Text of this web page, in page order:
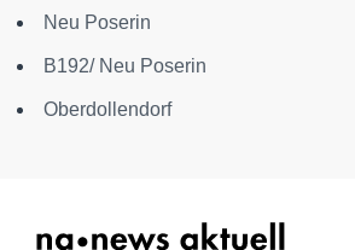
Neu Poserin
B192/ Neu Poserin
Oberdollendorf